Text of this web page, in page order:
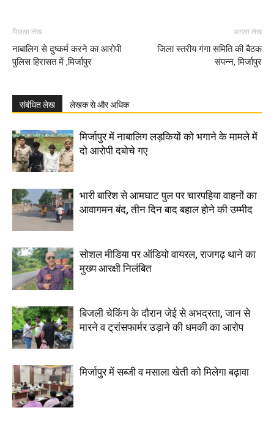
पिछला लेख
नाबालिग से दुष्कर्म करने का आरोपी
पुलिस हिरासत में ,मिर्जापुर
अगला लेख
जिला स्तरीय गंगा समिति की बैठक
संपन्न, मिर्जापुर
संबंधित लेख लेखक से और अधिक
मिर्जापुर में नाबालिग लड़कियों को भगाने के मामले में
दो आरोपी दबोचे गए
भारी बारिश से आमघाट पुल पर चारपहिया वाहनों का
आवागमन बंद, तीन दिन बाद बहाल होने की उम्मीद
सोशल मीडिया पर ऑडियो वायरल, राजगढ़ थाने का
मुख्य आरक्षी निलंबित
बिजली चेकिंग के दौरान जेई से अभद्रता, जान से
मारने व ट्रांसफार्मर उड़ाने की धमकी का आरोप
मिर्जापुर में सब्जी व मसाला खेती को मिलेगा बढ़ावा